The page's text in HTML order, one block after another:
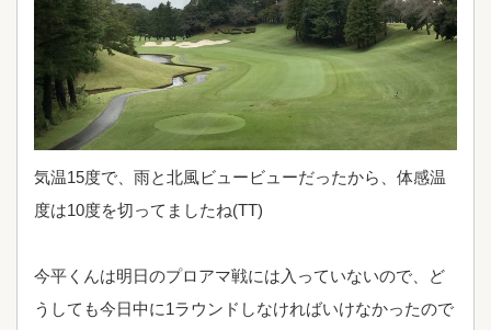
気温15度で、雨と北風ビュービューだったから、体感温
度は10度を切ってましたね(TT)
今平くんは明日のプロアマ戦には入っていないので、ど
うしても今日中に1ラウンドしなければいけなかったので